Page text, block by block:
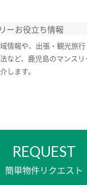
ーお役立ち情報
情報や、出張・観光旅
など、鹿児島のマンス
します。
REQUEST
簡単物件リクエスト